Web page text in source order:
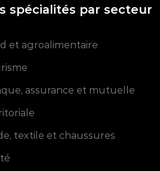
spécialités par secteur
et agroalimentaire
assurance et mutuelle
textile et chaussures